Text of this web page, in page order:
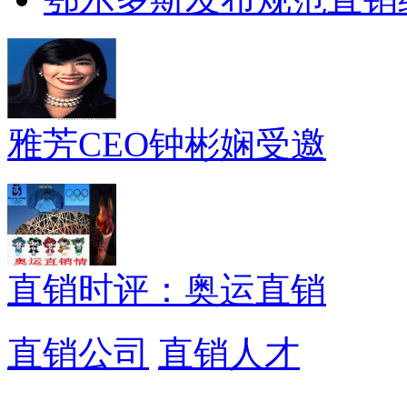
雅芳CEO钟彬娴受邀
直销时评：奥运直销
直销公司 直销人才